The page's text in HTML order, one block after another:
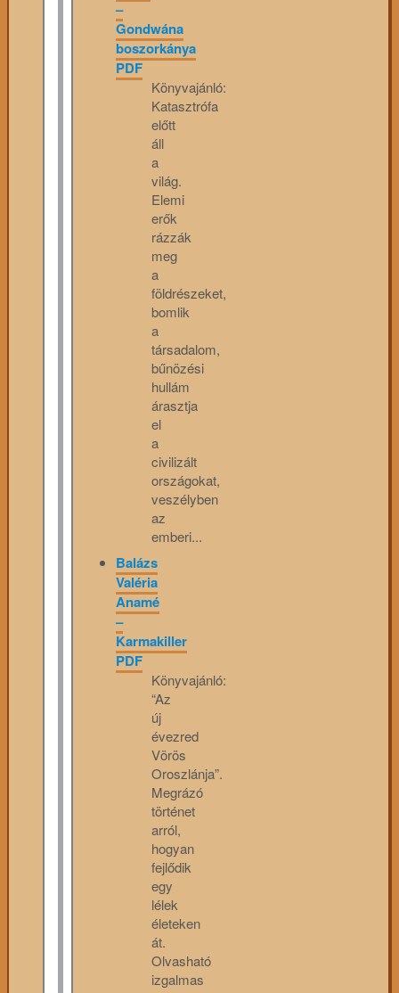
–
Gondwána
boszorkánya
PDF
Könyvajánló:
Katasztrófa
előtt
áll
a
világ.
Elemi
erők
rázzák
meg
a
földrészeket,
bomlik
a
társadalom,
bűnözési
hullám
árasztja
el
a
civilizált
országokat,
veszélyben
az
emberi...
Balázs
Valéria
Anamé
–
Karmakiller
PDF
Könyvajánló:
“Az
új
évezred
Vörös
Oroszlánja”.
Megrázó
történet
arról,
hogyan
fejlődik
egy
lélek
életeken
át.
Olvasható
izgalmas